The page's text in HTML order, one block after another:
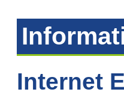
Internet